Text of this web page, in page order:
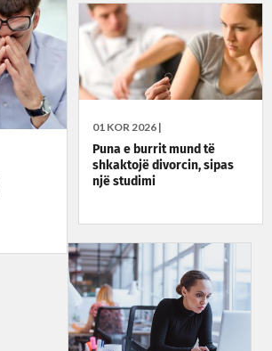
01 KOR 2026 |
Puna e burrit mund të
shkaktojë divorcin, sipas
një studimi